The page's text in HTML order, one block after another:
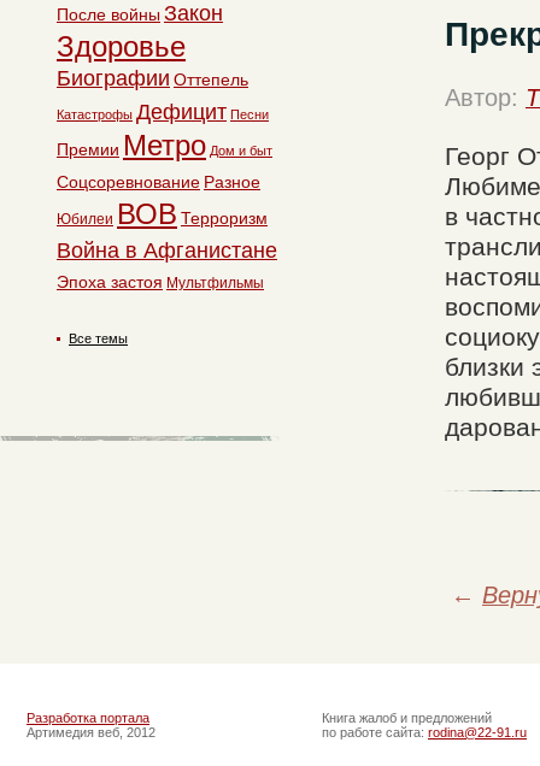
Автор:
Георг
в
←
После войны Закон
Здоровье
Биографии Оттепель
Катастрофы Дефицит Песни
Премии Метро Дом и быт
Соцсоревнование Разное
Юбилеи ВОВ Терроризм
Война в Афганистане
Эпоха застоя Мультфильмы
Все темы
Разработка портала
Артимедия веб, 2012
Книга жалоб и предложений
по работе сайта: rodina@22-91.ru